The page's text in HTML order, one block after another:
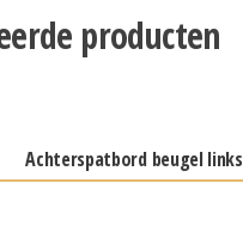
producten
achterspatbord beugel links